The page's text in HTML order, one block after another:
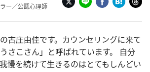
ー／公認心理師
古庄由佳です。カウンセリングに来て
さこさん」と呼ばれています。 自分
慢を続けて生きるのはとてもしんどい